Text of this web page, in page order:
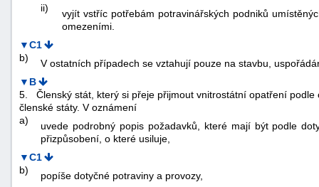
ii)
vyjít vstříc potřebám potravinářských podniků
omezeními.
▼C1
b)
V ostatních případech se vztahují pouze na stavbu,
▼B
5.
Členský stát, který si přeje přijmout vnitrostátní opatření
členské státy. V oznámení
a)
uvede podrobný popis požadavků, které mají být podle
přizpůsobení, o které usiluje,
▼C1
b)
popíše dotyčné potraviny a provozy,